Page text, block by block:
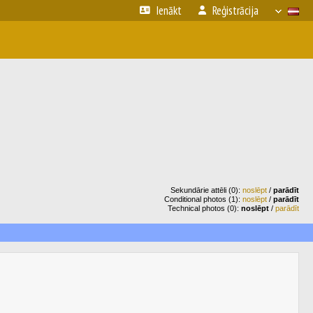
Ienākt Reģistrācija
Sekundārie attēli (0): noslēpt / parādīt
Conditional photos (1): noslēpt / parādīt
Technical photos (0): noslēpt / parādīt